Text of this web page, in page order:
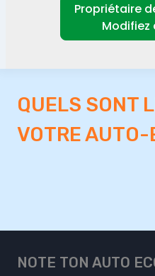
Propriétaire
QUELS SONT
VOTRE AUTO-
NOTE TON AUTO